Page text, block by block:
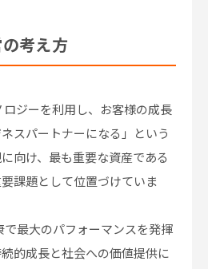
考え方
ロジーを利用し、お客様の成長
スパートナーになる」という
向け、最も重要な資産である
課題として位置づけていま
最大のパフォーマンスを発揮
的成長と社会への価値提供に